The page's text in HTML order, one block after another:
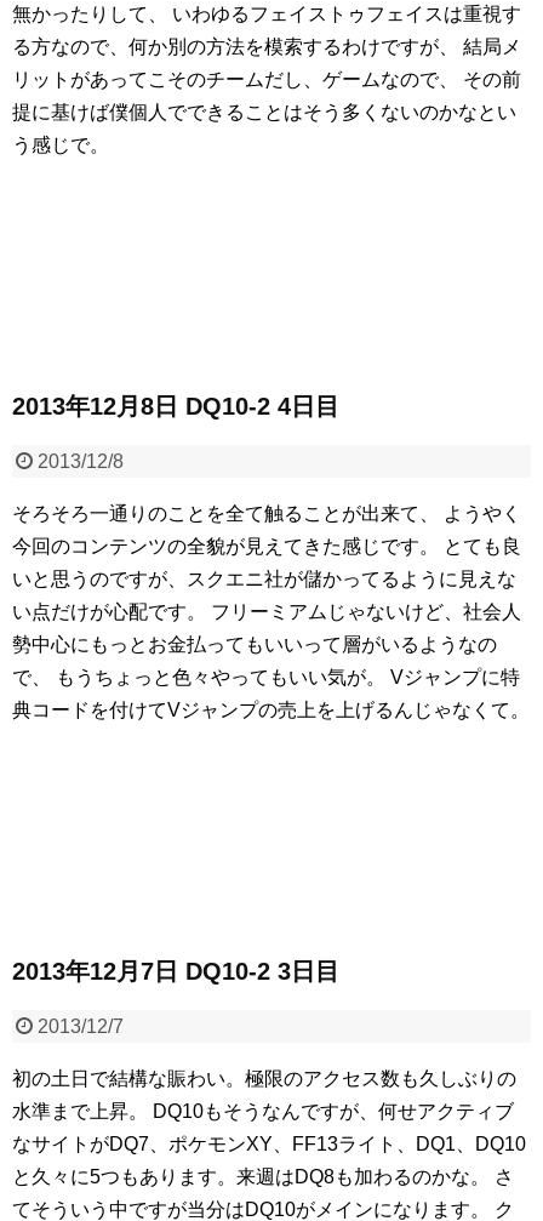
無かったりして、
いわゆるフェイストゥフェイスは重視す
る方なので、何か別の方法を模索するわけですが、
結局メ
リットがあってこそのチームだし、ゲームなので、
その前
提に基けば僕個人でできることはそう多くないのかなとい
う感じで。
2013年12月8日 DQ10-2 4日目
2013/12/8
そろそろ一通りのことを全て触ることが出来て、
ようやく
今回のコンテンツの全貌が見えてきた感じです。
とても良
いと思うのですが、スクエニ社が儲かってるように見えな
い点だけが心配です。
フリーミアムじゃないけど、社会人
勢中心にもっとお金払ってもいいって層がいるようなの
で、
もうちょっと色々やってもいい気が。
Vジャンプに特
典コードを付けてVジャンプの売上を上げるんじゃなくて。
2013年12月7日 DQ10-2 3日目
2013/12/7
初の土日で結構な賑わい。極限のアクセス数も久しぶりの
水準まで上昇。
DQ10もそうなんですが、何せアクティブ
なサイトがDQ7、ポケモンXY、FF13ライト、DQ1、DQ10
と久々に5つもあります。来週はDQ8も加わるのかな。
さ
てそういう中ですが当分はDQ10がメインになります。
ク